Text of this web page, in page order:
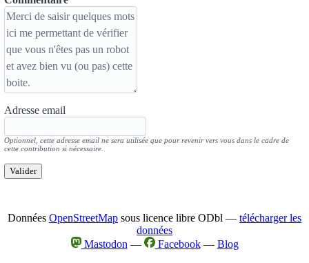
Adresse email
Optionnel, cette adresse email ne sera utilisée que pour revenir vers vous dans le cadre de
cette contribution si nécessaire.
Valider
Données OpenStreetMap sous licence libre ODbl — télécharger les
données
Mastodon — Facebook— Blog